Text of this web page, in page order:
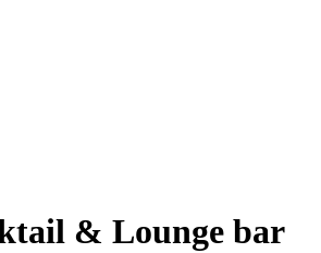
& Lounge bar